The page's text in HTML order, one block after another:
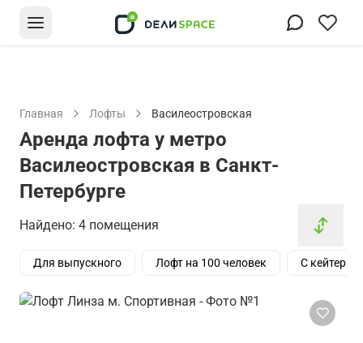
Главная Лофты Василеостровская
Аренда лофта у метро
Василеостровская в Санкт-
Петербурге
Найдено: 4 помещения
Для выпускного Лофт на 100 человек С